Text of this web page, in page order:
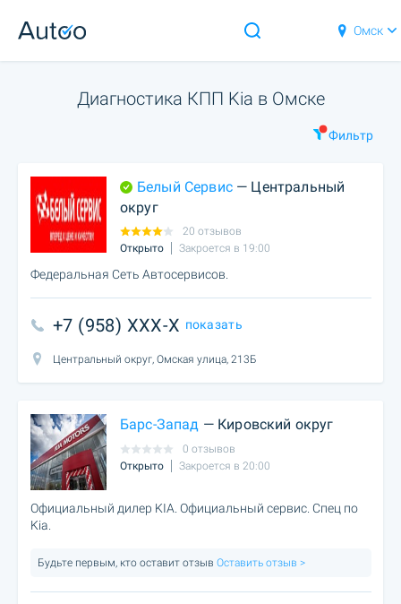
Омск
Диагностика КПП Kia в Омске
Фильтр
Белый Сервис— Центральный
округ
20 отзывов
Открыто
Закроется в 19:00
Федеральная Сеть Автосервисов.
+7 (958) XXX-X показать
Центральный округ, Омская улица, 213Б
Барс-Запад — Кировский округ
0 отзывов
Открыто
Закроется в 20:00
Официальный дилер KIA. Официальный сервис. Спец по
Kia.
Будьте первым, кто оставит отзыв Оставить отзыв >